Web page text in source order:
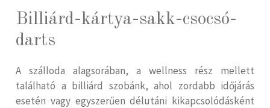
Billiárd-kártya-sakk-csocsó-
darts
A szálloda alagsorában, a wellness rész mellett
található a billiárd szobánk, ahol zordabb időjárás
esetén vagy egyszerűen délutáni kikapcsolódásként